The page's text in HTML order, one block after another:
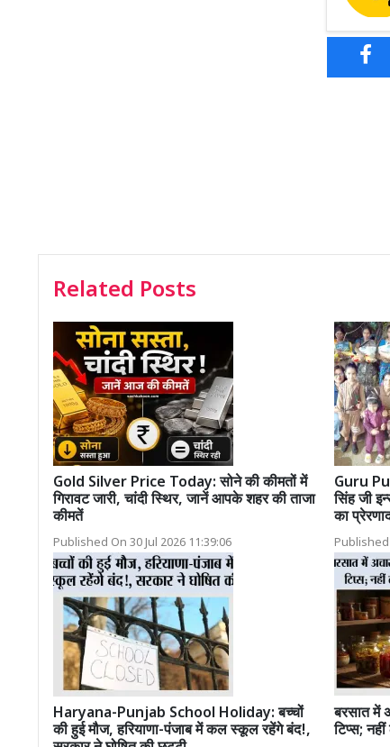
Related Posts
Gold Silver Price Today: सोने की कीमतों में
गिरावट जारी, चांदी स्थिर, जानें आपके शहर की ताजा
कीमतें
Published On 30 Jul 2026 11:39:06
Guru
सिंह जी
का
Published
Haryana-Punjab School Holiday: बच्चों
की हुई मौज, हरियाणा-पंजाब में कल स्कूल रहेंगे बंद!,
बरसात में
टिप्स;